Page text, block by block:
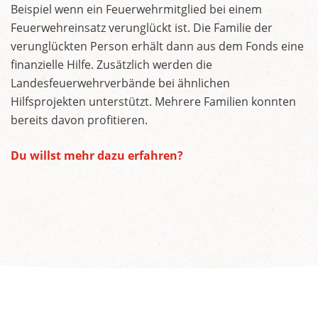
Beispiel wenn ein Feuerwehrmitglied bei einem
Feuerwehreinsatz verunglückt ist. Die Familie der
verunglückten Person erhält dann aus dem Fonds eine
finanzielle Hilfe. Zusätzlich werden die
Landesfeuerwehrverbände bei ähnlichen
Hilfsprojekten unterstützt. Mehrere Familien konnten
bereits davon profitieren.
Du willst mehr dazu erfahren?